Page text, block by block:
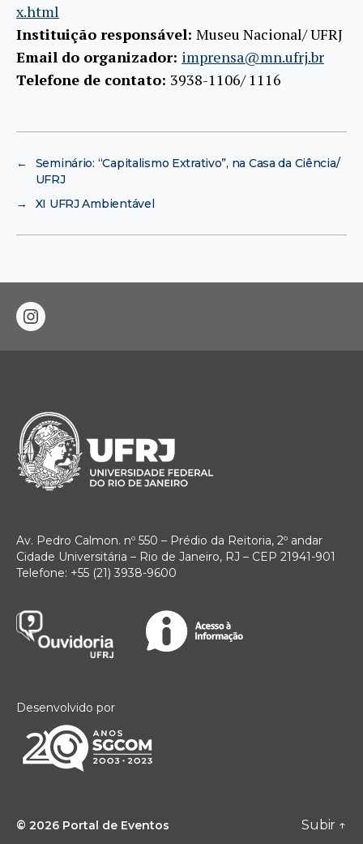
x.html
Instituição responsável: Museu Nacional/ UFRJ
Email do organizador: imprensa@mn.ufrj.br
Telefone de contato: 3938-1106/ 1116
←
Seminário: “Capitalismo Extrativo”, na Casa da Ciência/
UFRJ
→
XI UFRJ Ambientável
instagram
Av. Pedro Calmon. nº 550 – Prédio da Reitoria, 2º andar
Cidade Universitária – Rio de Janeiro, RJ – CEP 21941-901
Telefone: +55 (21) 3938-9600
Desenvolvido por
© 2026 Portal de Eventos Subir ↑